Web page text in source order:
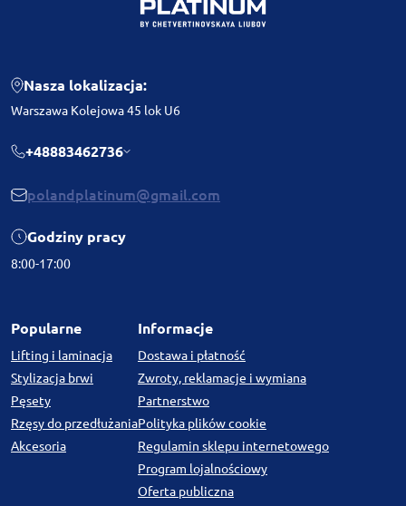
Nasza lokalizacja:
Warszawa Kolejowa 45 lok U6
+48883462736
polandplatinum@gmail.com
Godziny pracy
8:00-17:00
Popularne
Lifting i laminacja
Stylizacja brwi
Pęsety
Rzęsy do przedłużania
Akcesoria
Informacje
Dostawa i płatność
Zwroty, reklamacje i wymiana
Partnerstwo
Polityka plików cookie
Regulamin sklepu internetowego
Program lojalnościowy
Oferta publiczna